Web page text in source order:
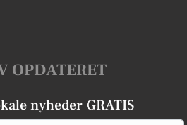
OPDATERET
nyheder GRATIS